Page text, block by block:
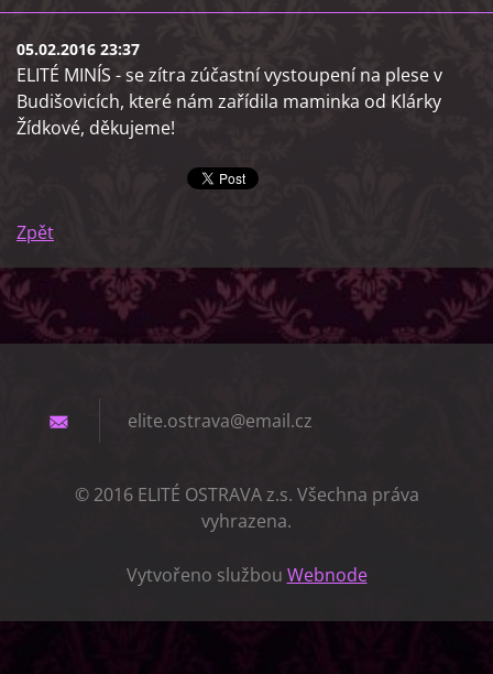
05.02.2016 23:37
ELITÉ MINÍS - se zítra zúčastní vystoupení na plese v
Budišovicích, které nám zařídila maminka od Klárky
Žídkové, děkujeme!
Zpět
elite.ostrava@email.cz
© 2016 ELITÉ OSTRAVA z.s. Všechna práva
vyhrazena.
Vytvořeno službou Webnode